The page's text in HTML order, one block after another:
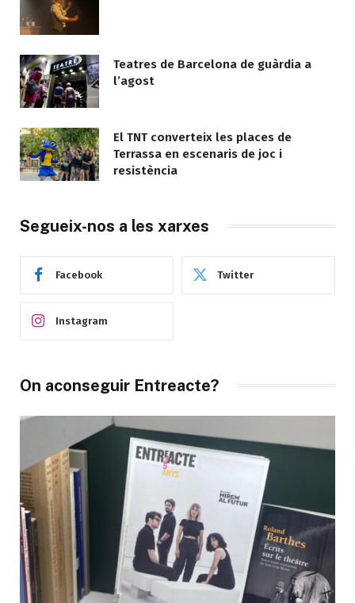
Teatres de Barcelona de guàrdia a
l’agost
El TNT converteix les places de
Terrassa en escenaris de joc i
resistència
Segueix-nos a les xarxes
Facebook Twitter
Instagram
On aconseguir Entreacte?